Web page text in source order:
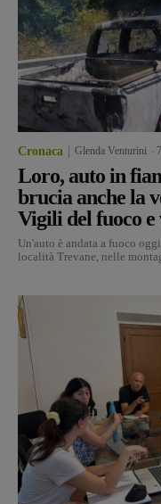
Cronaca Glenda Venturini
Loro, auto in
brucia anche la
Vigili del fuoco
Un'auto è andata a fuoco
località Trevane, nelle